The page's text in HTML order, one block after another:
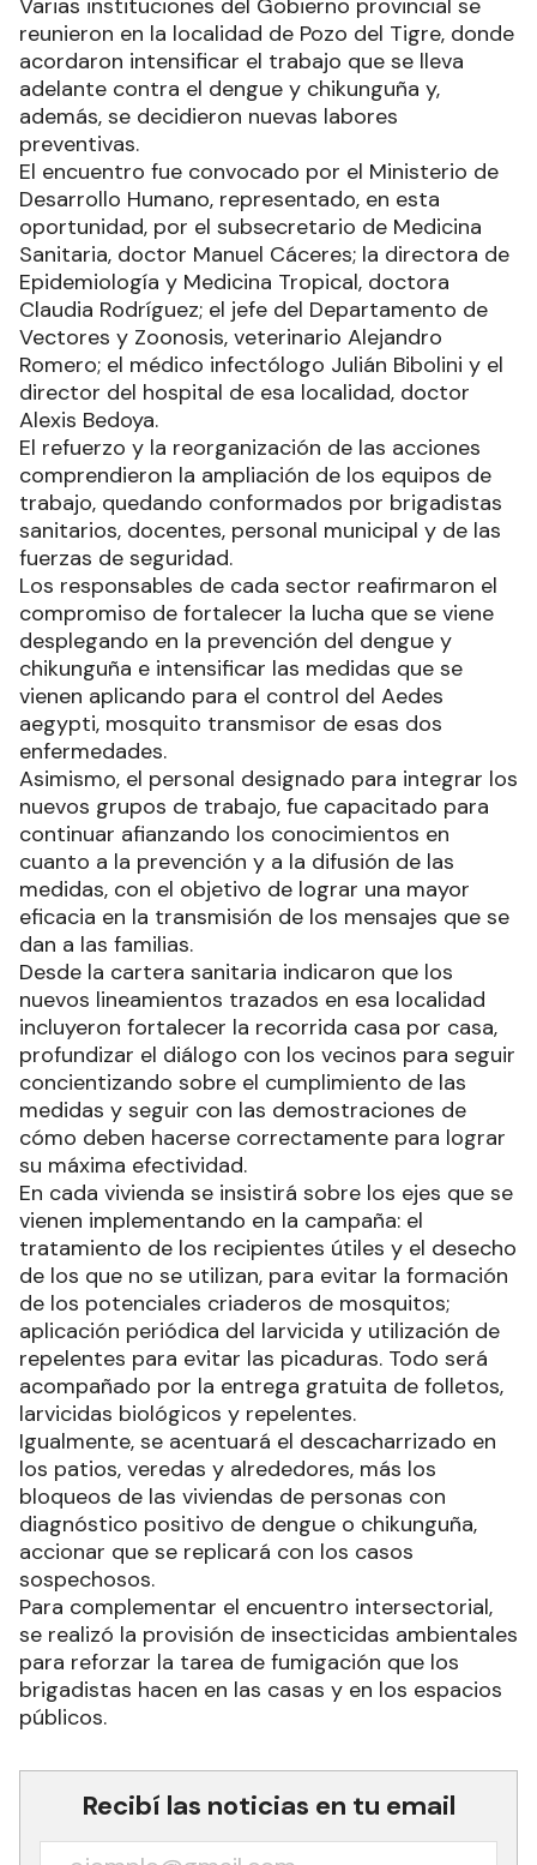
reunieron en la localidad de Pozo del Tigre, donde
acordaron intensificar el trabajo que se lleva
adelante contra el dengue y chikunguña y,
además, se decidieron nuevas labores
preventivas.
El encuentro fue convocado por el Ministerio de
Desarrollo Humano, representado, en esta
oportunidad, por el subsecretario de Medicina
Sanitaria, doctor Manuel Cáceres; la directora de
Epidemiología y Medicina Tropical, doctora
Claudia Rodríguez; el jefe del Departamento de
Vectores y Zoonosis, veterinario Alejandro
Romero; el médico infectólogo Julián Bibolini y el
director del hospital de esa localidad, doctor
Alexis Bedoya.
El refuerzo y la reorganización de las acciones
comprendieron la ampliación de los equipos de
trabajo, quedando conformados por brigadistas
sanitarios, docentes, personal municipal y de las
fuerzas de seguridad.
Los responsables de cada sector reafirmaron el
compromiso de fortalecer la lucha que se viene
desplegando en la prevención del dengue y
chikunguña e intensificar las medidas que se
vienen aplicando para el control del Aedes
aegypti, mosquito transmisor de esas dos
enfermedades.
Asimismo, el personal designado para integrar los
nuevos grupos de trabajo, fue capacitado para
continuar afianzando los conocimientos en
cuanto a la prevención y a la difusión de las
medidas, con el objetivo de lograr una mayor
eficacia en la transmisión de los mensajes que se
dan a las familias.
Desde la cartera sanitaria indicaron que los
nuevos lineamientos trazados en esa localidad
incluyeron fortalecer la recorrida casa por casa,
profundizar el diálogo con los vecinos para seguir
concientizando sobre el cumplimiento de las
medidas y seguir con las demostraciones de
cómo deben hacerse correctamente para lograr
su máxima efectividad.
En cada vivienda se insistirá sobre los ejes que se
vienen implementando en la campaña: el
tratamiento de los recipientes útiles y el desecho
de los que no se utilizan, para evitar la formación
de los potenciales criaderos de mosquitos;
aplicación periódica del larvicida y utilización de
repelentes para evitar las picaduras. Todo será
acompañado por la entrega gratuita de folletos,
larvicidas biológicos y repelentes.
Igualmente, se acentuará el descacharrizado en
los patios, veredas y alrededores, más los
bloqueos de las viviendas de personas con
diagnóstico positivo de dengue o chikunguña,
accionar que se replicará con los casos
sospechosos.
Para complementar el encuentro intersectorial,
se realizó la provisión de insecticidas ambientales
para reforzar la tarea de fumigación que los
brigadistas hacen en las casas y en los espacios
públicos.
Recibí las noticias en tu email